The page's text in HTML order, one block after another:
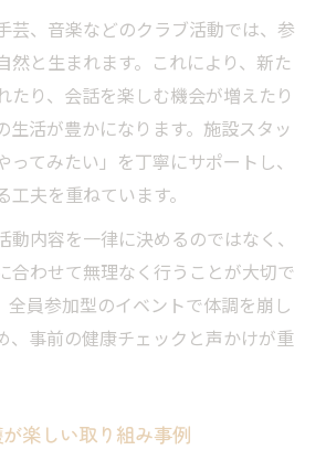
芸、音楽などのクラブ活動では、参
然と生まれます。これにより、新た
たり、会話を楽しむ機会が増えたり
生活が豊かになります。施設スタッ
ってみたい」を丁寧にサポートし、
夫を重ねています。
動内容を一律に決めるのではなく、
合わせて無理なく行うことが大切で
全員参加型のイベントで体調を崩し
、事前の健康チェックと声かけが重
楽しい取り組み事例